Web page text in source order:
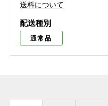
送料について
配送種別
通常品